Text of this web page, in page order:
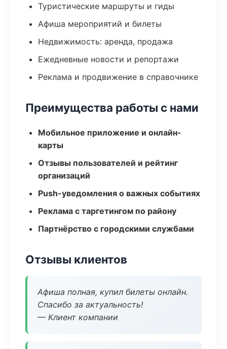
Туристические маршруты и гиды
Афиша мероприятий и билеты
Недвижимость: аренда, продажа
Ежедневные новости и репортажи
Реклама и продвижение в справочнике
Преимущества работы с нами
Мобильное приложение и онлайн-
карты
Отзывы пользователей и рейтинг
организаций
Push-уведомления о важных событиях
Реклама с таргетингом по району
Партнёрство с городскими службами
Отзывы клиентов
Афиша полная, купил билеты онлайн.
Спасибо за актуальность!
— Клиент компании